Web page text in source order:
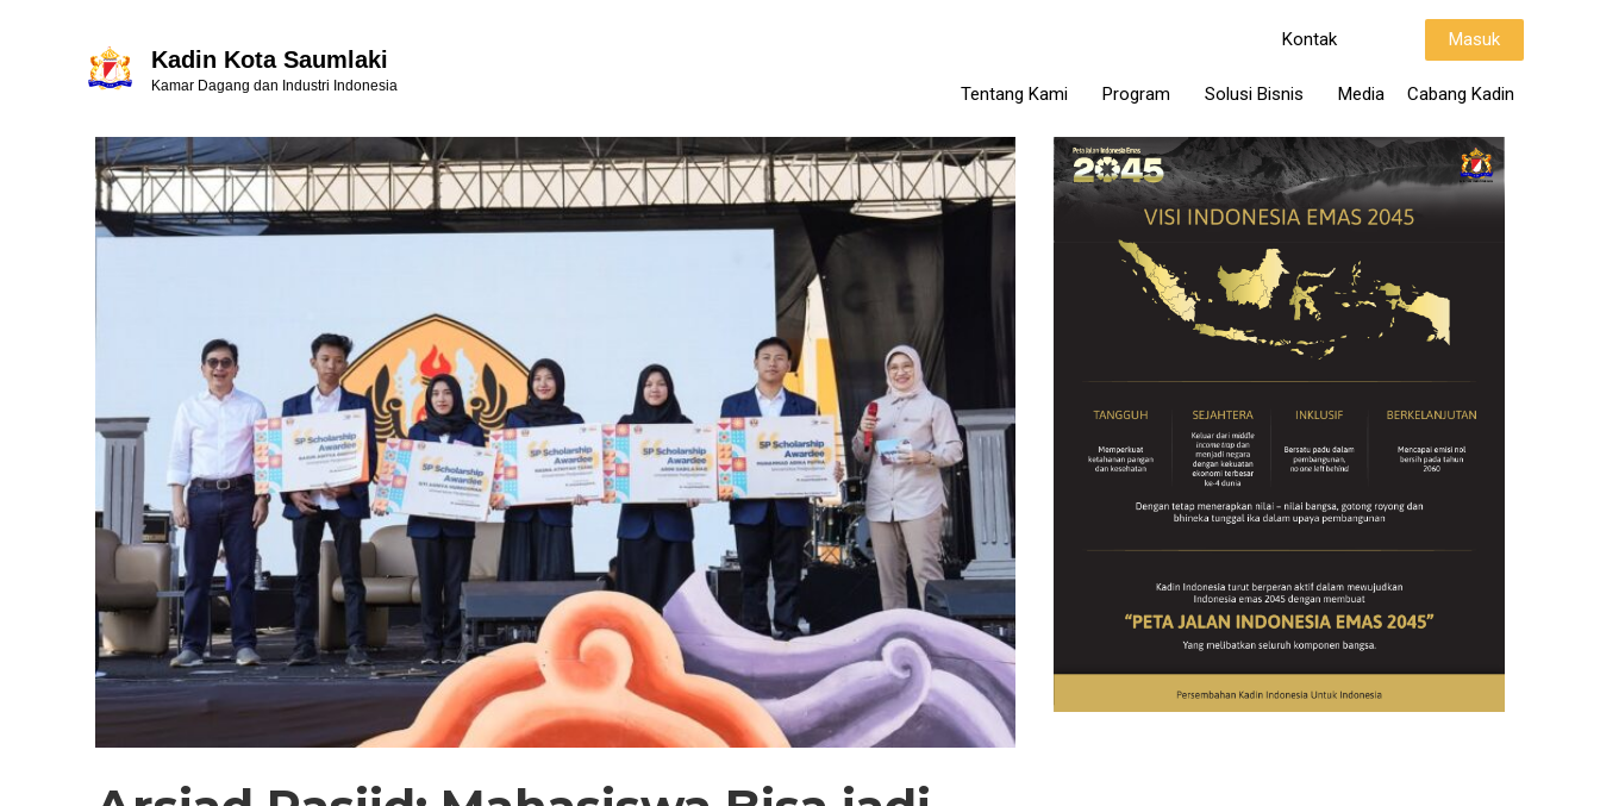
Kadin Kota Saumlaki
Kamar Dagang dan Industri Indonesia
Kontak Masuk
Tentang Kami Program Solusi Bisnis Media Cabang Kadin